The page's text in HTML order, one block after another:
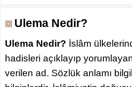
Ulema Nedir?
Ulema Nedir? İslâm
hadisleri açıklayıp
verilen ad. Sözlük anlamı